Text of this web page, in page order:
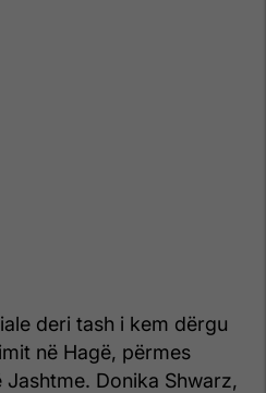
deri tash i kem dërgu
në Hagë, përmes
Jashtme. Donika Shwarz,